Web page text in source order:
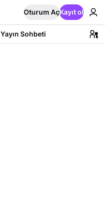
Oturum AçKayıt ol
Yayın Sohbeti